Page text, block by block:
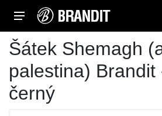
Šátek Shemagh
palestina) Brandit
černý